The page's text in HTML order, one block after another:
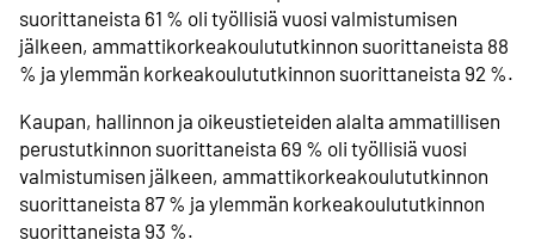
suorittaneista 61 % oli työllisiä vuosi valmistumisen
jälkeen, ammattikorkeakoulututkinnon suorittaneista 88
% ja ylemmän korkeakoulututkinnon suorittaneista 92 %.
Kaupan, hallinnon ja oikeustieteiden alalta ammatillisen
perustutkinnon suorittaneista 69 % oli työllisiä vuosi
valmistumisen jälkeen, ammattikorkeakoulututkinnon
suorittaneista 87 % ja ylemmän korkeakoulututkinnon
suorittaneista 93 %.